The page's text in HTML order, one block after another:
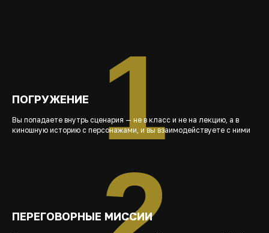
ПОГРУЖЕНИЕ
Вы попадаете внутрь сценария — не в класс и не на лекцию, а в
киношную историю с персонажами, и вы взаимодействуете с ними
1
ПЕРЕГОВОРНЫЕ МИССИИ